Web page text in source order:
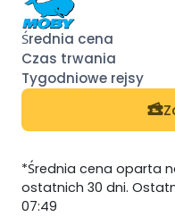
*Średnia cena oparta
ostatnich 30 dni.
07:49